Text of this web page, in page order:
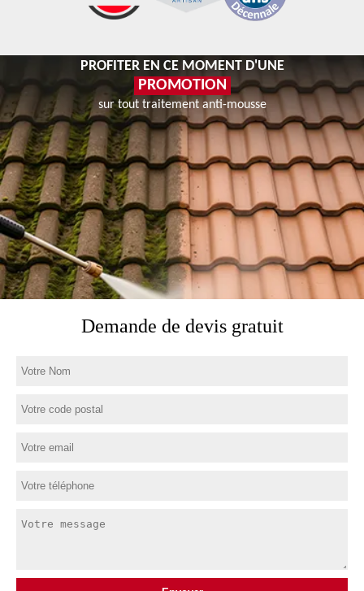
PROFITER EN CE MOMENT D'UNE
PROMOTION
sur tout traitement anti-mousse
Demande de devis gratuit